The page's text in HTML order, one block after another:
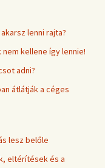
lenni rajta?
kellene így lennie!
adni?
átlátják a céges
lesz belőle
eltérítések és a